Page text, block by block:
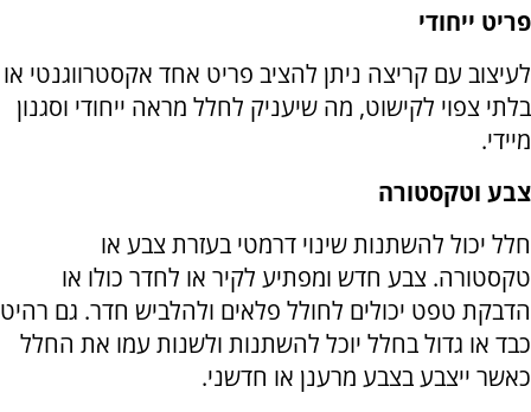
פריט ייחודי
לעיצוב עם קריצה ניתן להציב פריט אחד אקסטרווגנטי או
בלתי צפוי לקישוט, מה שיעניק לחלל מראה ייחודי וסגנון
מיידי.
צבע וטקסטורה
חלל יכול להשתנות שינוי דרמטי בעזרת צבע או
טקסטורה. צבע חדש ומפתיע לקיר או לחדר כולו או
הדבקת טפט יכולים לחולל פלאים ולהלביש חדר. גם רהיט
כבד או גדול בחלל יוכל להשתנות ולשנות עמו את החלל
כאשר ייצבע בצבע מרענן או חדשני.